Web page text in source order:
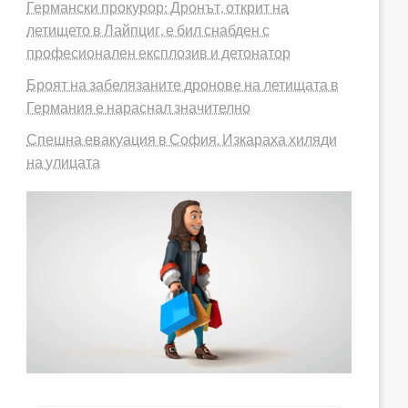
Германски прокурор: Дронът, открит на
летището в Лайпциг, е бил снабден с
професионален експлозив и детонатор
Броят на забелязаните дронове на летищата в
Германия е нараснал значително
Спешна евакуация в София. Изкараха хиляди
на улицата